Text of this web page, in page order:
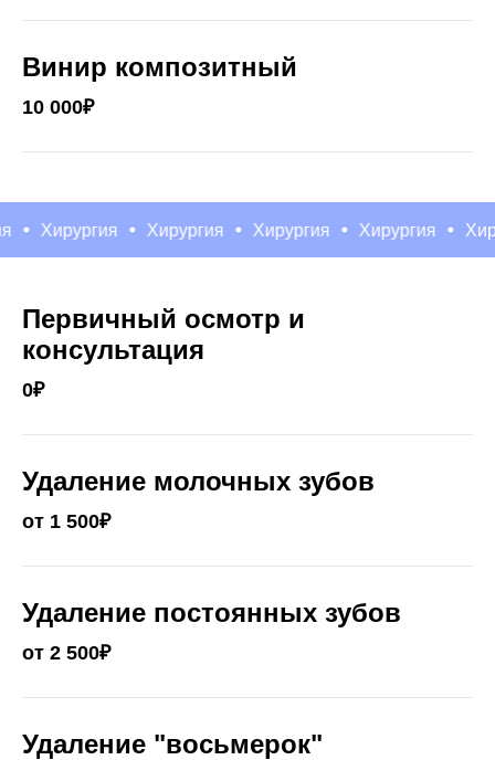
Винир композитный
10 000₽
Хирургия Хирургия Хирургия Хирургия
Первичный осмотр и
консультация
0₽
Удаление молочных зубов
от 1 500₽
Удаление постоянных зубов
от 2 500₽
Удаление "восьмерок"